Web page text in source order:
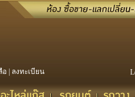
อ ลงทะเบียน